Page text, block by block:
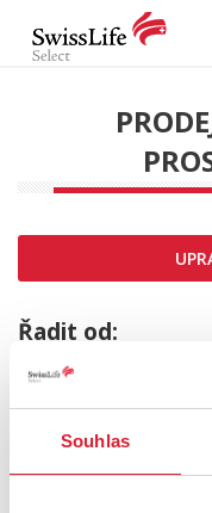
Souhlas
NABÍDKA
CHCI PRODAT
HLÍDAT NOVÉ
CHCI OCENIT
O NÁS
SLUŽBY
KARIÉRA
Řadit od: